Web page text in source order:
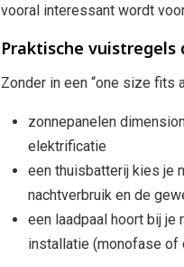
vooral interessant wordt
Praktische
Zonder in een “one size fits
zonnepanelen
elektrificatie
een thuisbatterij kies je
nachtverbruik en de
een laadpaal hoort bij je
installatie (monofase of